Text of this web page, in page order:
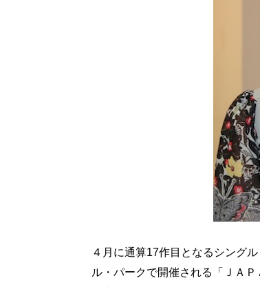
４月に通算17作目となるシング
ル・パークで開催される「ＪＡ